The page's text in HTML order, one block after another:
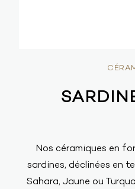
Nos céramiques en
sardines, déclinées en
Sahara, Jaune ou